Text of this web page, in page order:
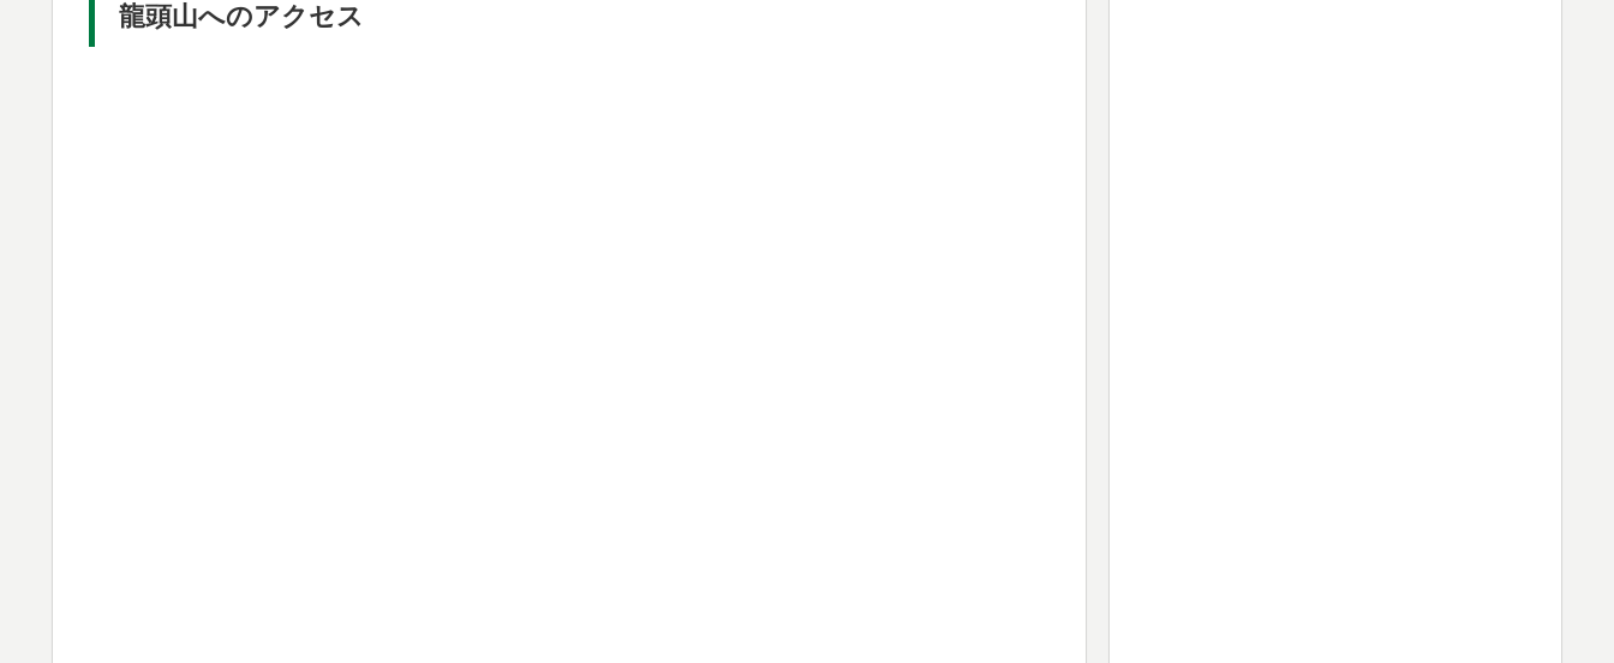
龍頭山へのアクセス